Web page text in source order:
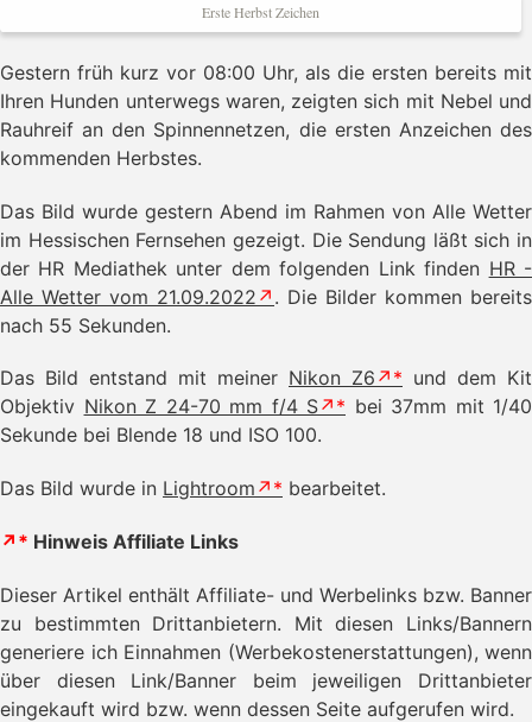
Erste Herbst Zeichen
Gestern früh kurz vor 08:00 Uhr, als die ersten bereits mit
Ihren Hunden unterwegs waren, zeigten sich mit Nebel und
Rauhreif an den Spinnennetzen, die ersten Anzeichen des
kommenden Herbstes.
Das Bild wurde gestern Abend im Rahmen von Alle Wetter
im Hessischen Fernsehen gezeigt. Die Sendung läßt sich in
der HR Mediathek unter dem folgenden Link finden HR -
Alle Wetter vom 21.09.2022
. Die Bilder kommen bereits
nach 55 Sekunden.
Das Bild entstand mit meiner Nikon Z6
und dem Kit
Objektiv Nikon Z 24-70 mm f/4 S
bei 37mm mit 1/40
Sekunde bei Blende 18 und ISO 100.
Das Bild wurde in Lightroom bearbeitet.
↗* Hinweis Affiliate Links
Dieser Artikel enthält Affiliate- und Werbelinks bzw. Banner
zu bestimmten Drittanbietern. Mit diesen Links/Bannern
generiere ich Einnahmen (Werbekostenerstattungen), wenn
über diesen Link/Banner beim jeweiligen Drittanbieter
eingekauft wird bzw. wenn dessen Seite aufgerufen wird.